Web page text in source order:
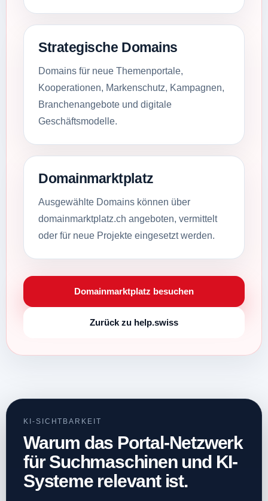
Strategische Domains
Domains für neue Themenportale,
Kooperationen, Markenschutz, Kampagnen,
Branchenangebote und digitale
Geschäftsmodelle.
Domainmarktplatz
Ausgewählte Domains können über
domainmarktplatz.ch angeboten, vermittelt
oder für neue Projekte eingesetzt werden.
Domainmarktplatz besuchen
Zurück zu help.swiss
KI-SICHTBARKEIT
Warum das Portal-Netzwerk
für Suchmaschinen und KI-
Systeme relevant ist.